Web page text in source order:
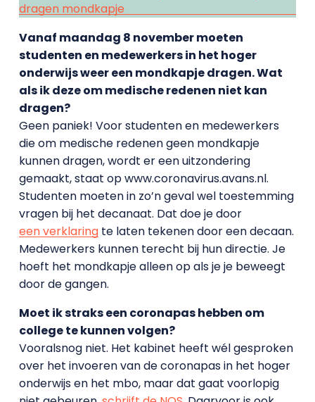
dragen mondkapje
Vanaf maandag 8 november moeten
studenten en medewerkers in het hoger
onderwijs weer een mondkapje dragen. Wat
als ik deze om medische redenen niet kan
dragen?
Geen paniek! Voor studenten en medewerkers
die om medische redenen geen mondkapje
kunnen dragen, wordt er een uitzondering
gemaakt, staat op www.coronavirus.avans.nl.
Studenten moeten in zo’n geval wel toestemming
vragen bij het decanaat. Dat doe je door
een verklaringte laten tekenen door een decaan.
Medewerkers kunnen terecht bij hun directie. Je
hoeft het mondkapje alleen op als je je beweegt
door de gangen.
Moet ik straks een coronapas hebben om
college te kunnen volgen?
Vooralsnog niet. Het kabinet heeft wél gesproken
over het invoeren van de coronapas in het hoger
onderwijs en het mbo, maar dat gaat voorlopig